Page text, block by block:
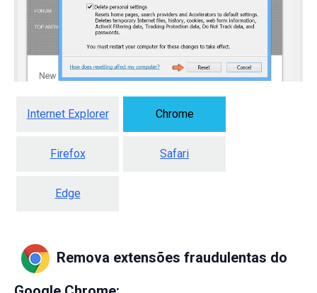
Internet Explorer Chrome
Firefox Safari
Edge
Remova extensões fraudulentas do